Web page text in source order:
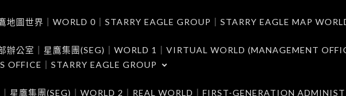
地圖世界｜WORLD 0｜STARRY EAGLE GROUP｜STARRY EAGLE MAP
辦公室｜星鷹集團(SEG)｜WORLD 1｜VIRTUAL WORLD (MANAGEMENT
OFFICE｜STARRY EAGLE GROUP
星鷹集團(SEG)｜WORLD 2｜REAL WORLD｜FIRST-GENERATION